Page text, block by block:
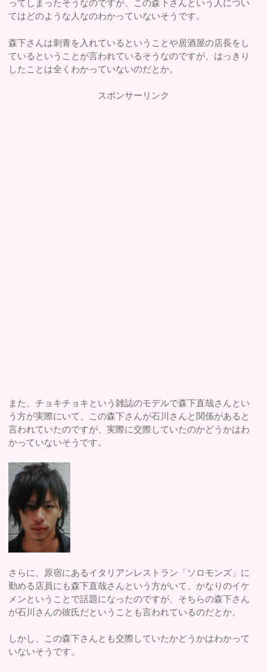
ってしまったそうなのですが、この森下さんという人につい
てはどのような人なのわかっていないそうです。
森下さんは刺青を入れているということや居酒屋の店長をし
ているということが言われているそうなのですが、はっきり
したことは全くわかっていないのだとか。
スポンサーリンク
また、チョキチョキという雑誌のモデルで森下直哉さんとい
う方が実際にいて、この森下さんが石川さんと関係があると
言われていたのですが、実際に交際していたのかどうかはわ
かっていないそうです。
さらに、原宿にあるイタリアンレストラン「ソロモンズ」に
勤める店員にも森下直哉さんという方がいて、かなりのイケ
メンということで話題になったのですが、そちらの森下さん
が石川さんの彼氏だということも言われているのだとか。
しかし、この森下さんとも交際していたかどうかはわかって
いないそうです。